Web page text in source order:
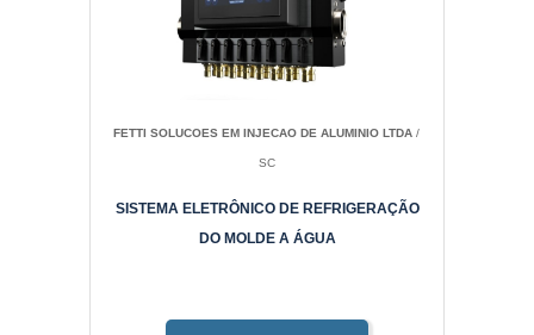
FETTI SOLUCOES EM INJECAO DE ALUMINIO LTDA /
SC
SISTEMA ELETRÔNICO DE REFRIGERAÇÃO
DO MOLDE A ÁGUA